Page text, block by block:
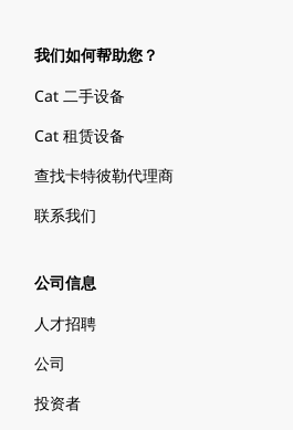
我们如何帮助您？
Cat 二手设备
Cat 租赁设备
查找卡特彼勒代理商
联系我们
公司信息
人才招聘
公司
投资者